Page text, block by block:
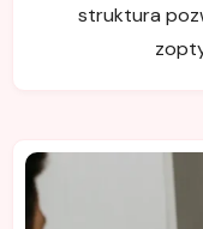
struktura